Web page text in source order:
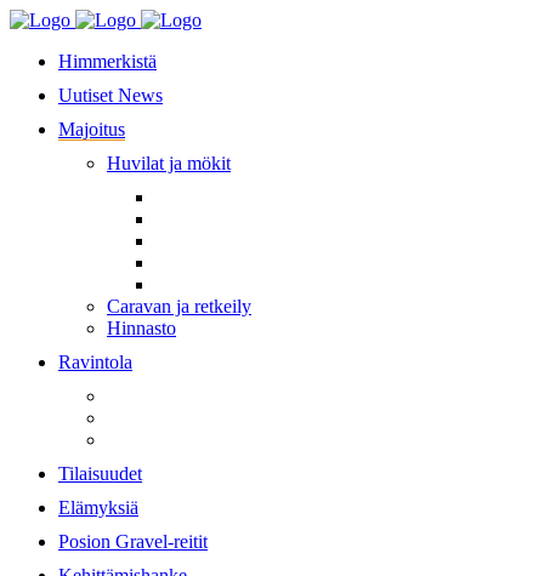
Himmerkistä
Uutiset News
Majoitus
Huvilat ja mökit
Caravan ja retkeily
Hinnasto
Ravintola
Tilaisuudet
Elämyksiä
Posion Gravel-reitit